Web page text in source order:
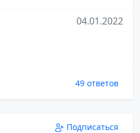
04.01.2022
49 ответов
Подписаться